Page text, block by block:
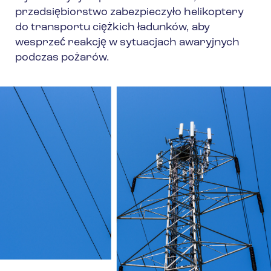
przedsiębiorstwo zabezpieczyło helikoptery
do transportu ciężkich ładunków, aby
wesprzeć reakcję w sytuacjach awaryjnych
podczas pożarów.